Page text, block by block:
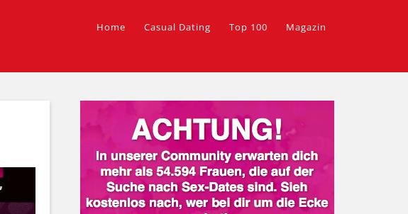
Home Casual Dating Top 100 Magazin